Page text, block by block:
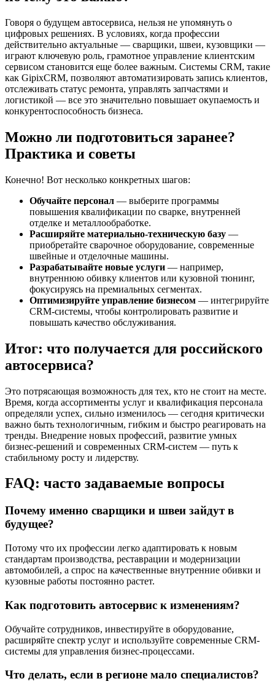
Говоря о будущем автосервиса, нельзя не упомянуть о
цифровых решениях. В условиях, когда профессии
действительно актуальные — сварщики, швеи, кузовщики —
играют ключевую роль, грамотное управление клиентским
сервисом становится еще более важным. Системы CRM, такие
как GipixCRM, позволяют автоматизировать запись клиентов,
отслеживать статус ремонта, управлять запчастями и
логистикой — все это значительно повышает окупаемость и
конкурентоспособность бизнеса.
Можно ли подготовиться заранее?
Практика и советы
Конечно! Вот несколько конкретных шагов:
Обучайте персонал — выберите программы
повышения квалификации по сварке, внутренней
отделке и металлообработке.
Расширяйте материально-техническую базу —
приобретайте сварочное оборудование, современные
швейные и отделочные машины.
Разрабатывайте новые услуги — например,
внутреннюю обивку клиентов или кузовной тюнинг,
фокусируясь на премиальных сегментах.
Оптимизируйте управление бизнесом — интегрируйте
CRM-системы, чтобы контролировать развитие и
повышать качество обслуживания.
Итог: что получается для российского
автосервиса?
Это потрясающая возможность для тех, кто не стоит на месте.
Время, когда ассортименты услуг и квалификация персонала
определяли успех, сильно изменилось — сегодня критически
важно быть технологичным, гибким и быстро реагировать на
тренды. Внедрение новых профессий, развитие умных
бизнес-решений и современных CRM-систем — путь к
стабильному росту и лидерству.
FAQ: часто задаваемые вопросы
Почему именно сварщики и швеи зайдут в
будущее?
Потому что их профессии легко адаптировать к новым
стандартам производства, реставрации и модернизации
автомобилей, а спрос на качественные внутренние обивки и
кузовные работы постоянно растет.
Как подготовить автосервис к изменениям?
Обучайте сотрудников, инвестируйте в оборудование,
расширяйте спектр услуг и используйте современные CRM-
системы для управления бизнес-процессами.
Что делать, если в регионе мало специалистов?